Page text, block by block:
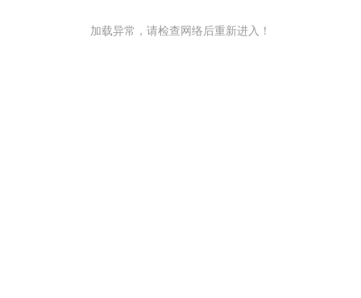
加载异常，请检查网络后重新进入！